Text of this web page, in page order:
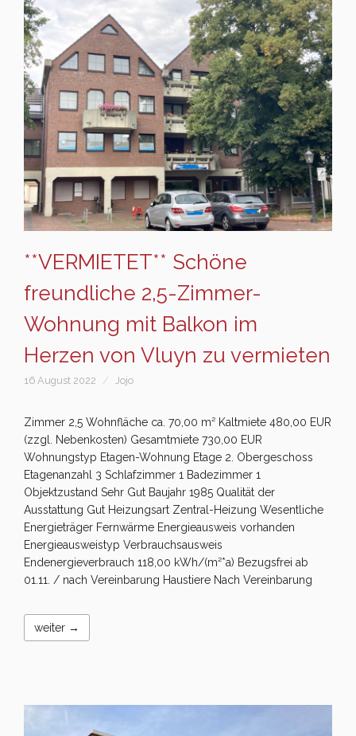
**VERMIETET** Schöne
freundliche 2,5-Zimmer-
Wohnung mit Balkon im
Herzen von Vluyn zu vermieten
16 August 2022 Jojo
Zimmer 2,5 Wohnfläche ca. 70,00 m² Kaltmiete 480,00 EUR
(zzgl. Nebenkosten) Gesamtmiete 730,00 EUR
Wohnungstyp Etagen-Wohnung Etage 2. Obergeschoss
Etagenanzahl 3 Schlafzimmer 1 Badezimmer 1
Objektzustand Sehr Gut Baujahr 1985 Qualität der
Ausstattung Gut Heizungsart Zentral-Heizung Wesentliche
Energieträger Fernwärme Energieausweis vorhanden
Energieausweistyp Verbrauchsausweis
Endenergieverbrauch 118,00 kWh/(m²*a) Bezugsfrei ab
01.11. / nach Vereinbarung Haustiere Nach Vereinbarung
weiter →